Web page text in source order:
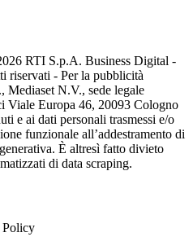
RTI S.p.A. Business Digital -
riservati - Per la pubblicità
N.V., sede legale
Viale Europa 46, 20093 Cologno
e ai dati personali trasmessi e/o
funzionale all’addestramento di
È altresì fatto divieto
di data scraping.